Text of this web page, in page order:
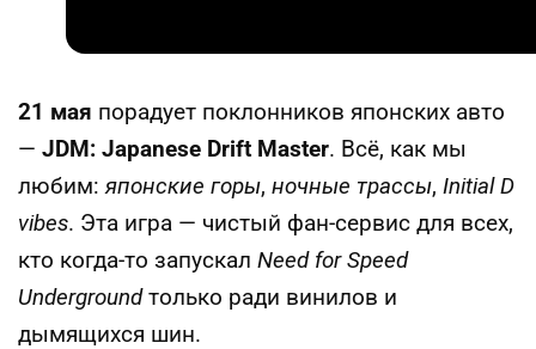
21 мая порадует поклонников японских авто
— JDM: Japanese Drift Master. Всё, как мы
любим:японские горы, ночные трассы, Initial D
vibes. Эта игра — чистый фан-сервис для всех,
кто когда-то запускал Need for Speed
Undergroundтолько ради винилов и
дымящихся шин.